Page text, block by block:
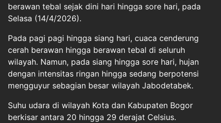
berawan tebal sejak dini hari hingga sore hari, pada
Selasa (14/4/2026).
Pada pagi pagi hingga siang hari, cuaca cenderung
cerah berawan hingga berawan tebal di seluruh
wilayah. Namun, pada siang hingga sore hari, hujan
dengan intensitas ringan hingga sedang berpotensi
mengguyur sebagian besar wilayah Jabodetabek.
Suhu udara di wilayah Kota dan Kabupaten Bogor
berkisar antara 20 hingga 29 derajat Celsius.